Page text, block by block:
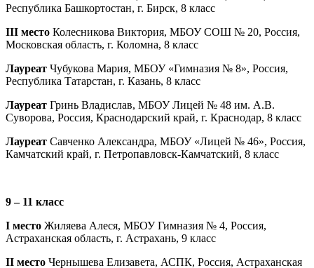
Республика Башкортостан, г. Бирск, 8 класс
III место Колесникова Виктория, МБОУ СОШ № 20, Россия,
Московская область, г. Коломна, 8 класс
Лауреат Чубукова Мария, МБОУ «Гимназия № 8», Россия,
Республика Татарстан, г. Казань, 8 класс
Лауреат Гринь Владислав, МБОУ Лицей № 48 им. А.В.
Суворова, Россия, Краснодарский край, г. Краснодар, 8 класс
Лауреат Савченко Александра, МБОУ «Лицей № 46», Россия,
Камчатский край, г. Петропавловск-Камчатский, 8 класс
9 – 11 класс
I место Жиляева Алеся, МБОУ Гимназия № 4, Россия,
Астраханская область, г. Астрахань, 9 класс
II место Чернышева Елизавета, АСПК, Россия, Астраханская